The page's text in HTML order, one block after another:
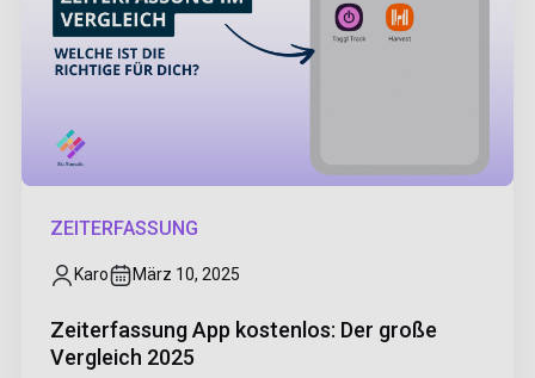
ZEITERFASSUNG
Karo März 10, 2025
Zeiterfassung App kostenlos: Der große
Vergleich 2025